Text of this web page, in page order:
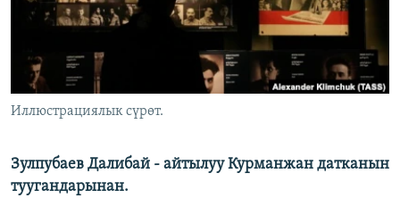
Иллюстрациялык сүрөт.
Зулпубаев Далибай - айтылуу Курманжан датканын
туугандарынан.